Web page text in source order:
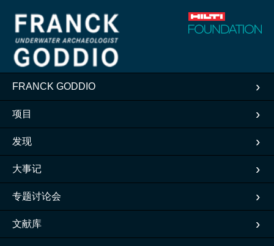
FRANCK GODDIO
项目
发现
大事记
专题讨论会
文献库